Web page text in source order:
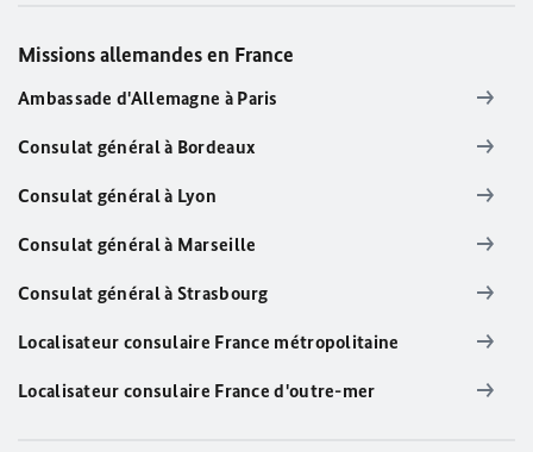
Missions allemandes en France
Ambassade d'Allemagne à Paris
Consulat général à Bordeaux
Consulat général à Lyon
Consulat général à Marseille
Consulat général à Strasbourg
Localisateur consulaire France métropolitaine
Localisateur consulaire France d'outre-mer